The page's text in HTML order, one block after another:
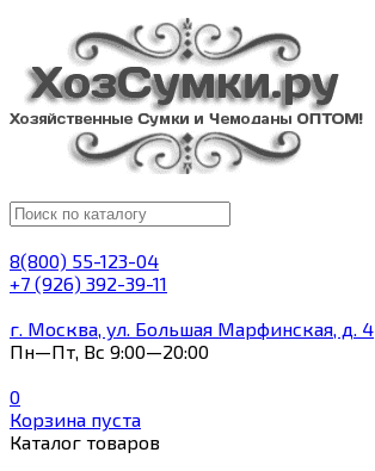
8(800) 55-123-04
+7 (926) 392-39-11
г. Москва, ул. Большая Марфинская, д. 4
Пн—Пт, Вс 9:00—20:00
0
Корзина пуста
Каталог товаров